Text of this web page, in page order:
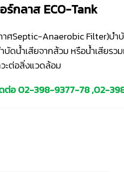
ร์กลาส ECO-Tank
าศSeptic-Anaerobic Filter)บำ
บัดน้ำเสียจากส้วม หรือน้ำเสีย
ะต่อสิ่งแวดล้อม
ต่อ02-398-9377-78 ,02-